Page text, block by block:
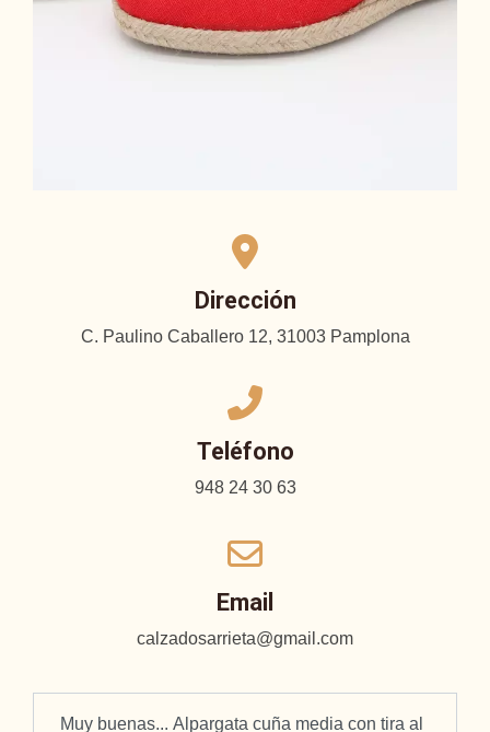
Dirección
C. Paulino Caballero 12, 31003 Pamplona
Teléfono
948 24 30 63
Email
calzadosarrieta@gmail.com